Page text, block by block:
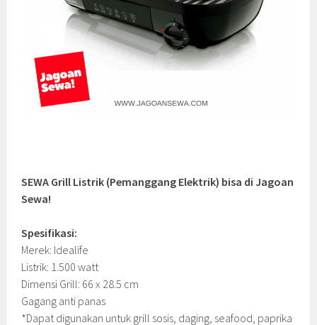
SEWA Grill Listrik (Pemanggang Elektrik) bisa di Jagoan
Sewa!
Spesifikasi:
Merek: Idealife
Listrik: 1.500 watt
Dimensi Grill: 66 x 28.5 cm
Gagang anti panas
*Dapat digunakan untuk grill sosis, daging, seafood, paprika